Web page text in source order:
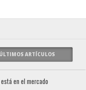
ÚLTIMOS ARTÍCULOS
en el mercado